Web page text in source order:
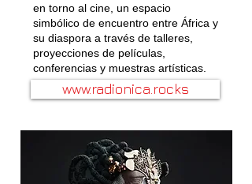
en torno al cine, un espacio
simbólico de encuentro entre África y
su diaspora a través de talleres,
proyecciones de películas,
conferencias y muestras artísticas.
www.radionica.rocks